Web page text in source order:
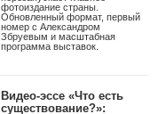
Главное
фотографическое
событие лета!
Программа III Международного